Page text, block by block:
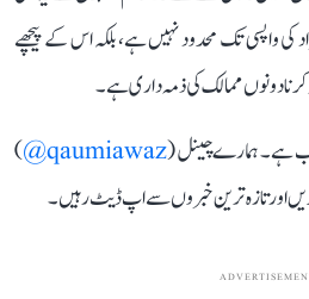
کی واپسی تک محدود نہیں ہے، بلکہ اس کے پیچھے
دونوں ممالک کی ذمہ داری ہے۔
ہے۔ ہمارے چینل (qaumiawaz@
)
اور تازہ ترین خبروں سے اپ ڈیٹ رہیں۔